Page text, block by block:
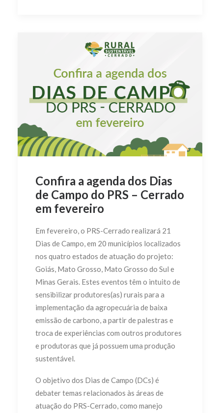
Confira a agenda dos Dias
de Campo do PRS – Cerrado
em fevereiro
Em fevereiro, o PRS-Cerrado realizará 21
Dias de Campo, em 20 municípios localizados
nos quatro estados de atuação do projeto:
Goiás, Mato Grosso, Mato Grosso do Sul e
Minas Gerais. Estes eventos têm o intuito de
sensibilizar produtores(as) rurais para a
implementação da agropecuária de baixa
emissão de carbono, a partir de palestras e
troca de experiências com outros produtores
e produtoras que já possuem uma produção
sustentável.
O objetivo dos Dias de Campo (DCs) é
debater temas relacionados às áreas de
atuação do PRS-Cerrado, como manejo